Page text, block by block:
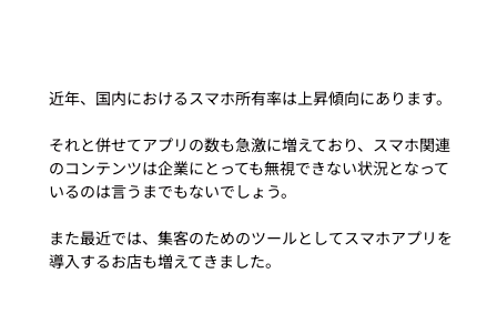
近年、国内におけるスマホ所有率は上昇傾向にあります。
それと併せてアプリの数も急激に増えており、スマホ関連
のコンテンツは企業にとっても無視できない状況となって
いるのは言うまでもないでしょう。
また最近では、集客のためのツールとしてスマホアプリを
導入するお店も増えてきました。